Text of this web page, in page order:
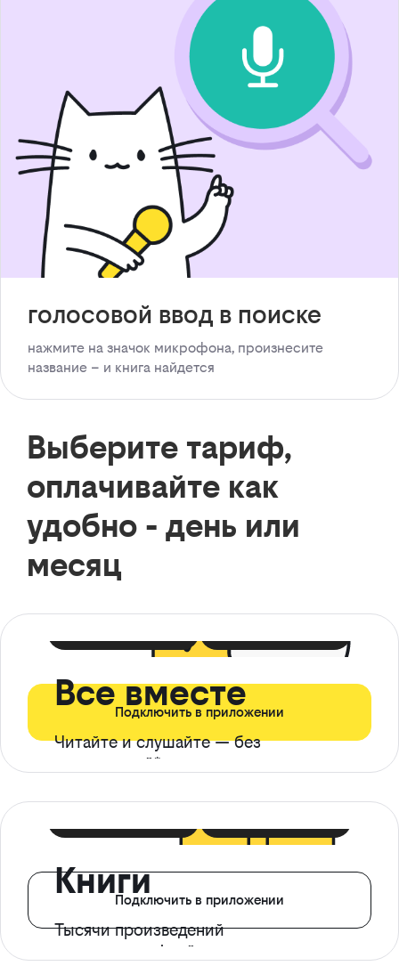
голосовой ввод в поиске
нажмите на значок микрофона, произнесите
название – и книга найдется
Выберите тариф,
оплачивайте как
удобно - день или
месяц
Все вместе
Читайте и слушайте — без
ограничений*
Подключить в приложении
Книги
Тысячи произведений
с доступом офлайн
Подключить в приложении